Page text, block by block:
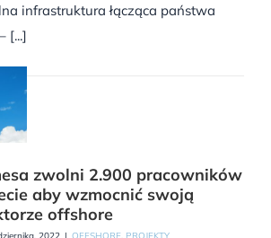
infrastruktura łącząca państwa
[...]
zwolni 2.900 pracowników
aby wzmocnić swoją
offshore